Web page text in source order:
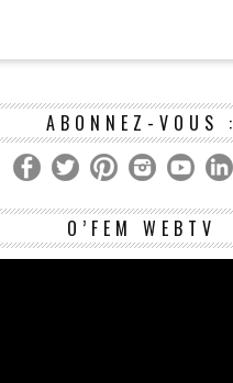
ABONNEZ-VOUS :
O’FEM WEBTV